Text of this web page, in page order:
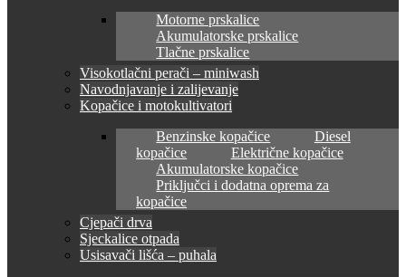
Motorne prskalice
Akumulatorske prskalice
Tlačne prskalice
Visokotlačni perači – miniwash
Navodnjavanje i zalijevanje
Kopačice i motokultivatori
Benzinske kopačice
Diesel
kopačice
Električne kopačice
Akumulatorske kopačice
Priključci i dodatna oprema za
kopačice
Cjepači drva
Sjeckalice otpada
Usisavači lišća – puhala